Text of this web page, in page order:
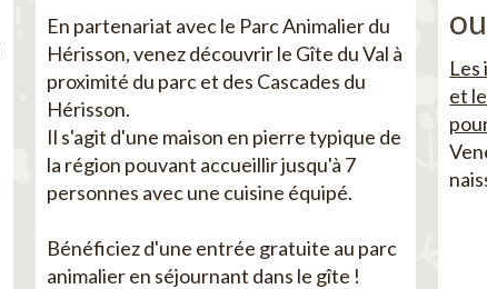
En partenariat avec le Parc Animalier du
Hérisson, venez découvrir le Gîte du Val à
proximité du parc et des Cascades du
Hérisson.
Il s'agit d'une maison en pierre typique de
la région pouvant accueillir jusqu'à 7
personnes avec une cuisine équipé.
Bénéficiez d'une entrée gratuite au parc
animalier en séjournant dans le gîte !
Les
et